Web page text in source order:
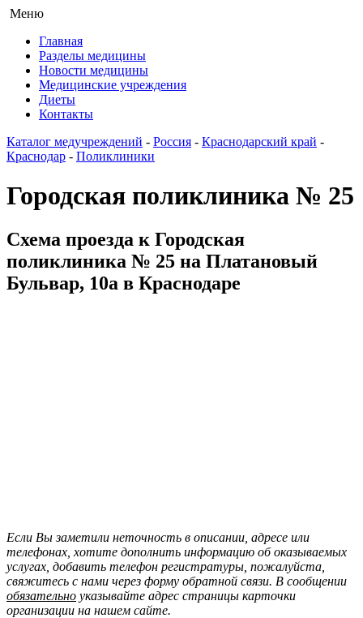
Меню
Главная
Разделы медицины
Новости медицины
Медицинские учреждения
Диеты
Контакты
Каталог медучреждений - Россия - Краснодарский край -
Краснодар - Поликлиники
Городская поликлиника № 25
Схема проезда к Городская
поликлиника № 25 на Платановый
Бульвар, 10а в Краснодаре
Если Вы заметили неточность в описании, адресе или
телефонах, хотите дополнить информацию об оказываемых
услугах, добавить телефон регистратуры, пожалуйста,
свяжитесь с нами через форму обратной связи. В сообщении
обязательно указывайте адрес страницы карточки
организации на нашем сайте.